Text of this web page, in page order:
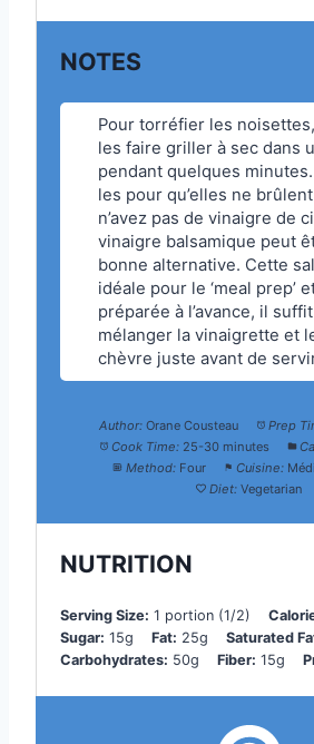
NOTES
Pour torréfier les
les faire griller à sec dans
pendant quelques
les pour qu’elles ne
n’avez pas de vinaigre de
vinaigre balsamique peut
bonne alternative. Cette
idéale pour le ‘meal prep’
préparée à l’avance, il
mélanger la vinaigrette et
chèvre juste avant de
Author: Orane Cousteau Prep
Cook Time: 25-30 minutes
Method: Four Cuisine:
Diet: Vegetarian
NUTRITION
Serving Size: 1 portion (1/2)
Sugar: 15g Fat: 25g Saturated
Carbohydrates: 50g Fiber: 15g